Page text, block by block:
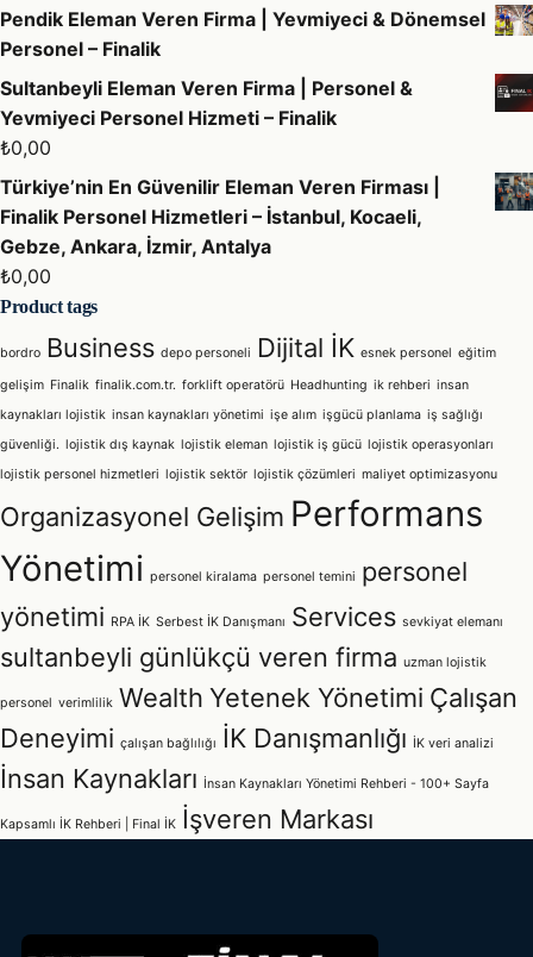
Pendik Eleman Veren Firma | Yevmiyeci & Dönemsel
Personel – Finalik
Sultanbeyli Eleman Veren Firma | Personel &
Yevmiyeci Personel Hizmeti – Finalik
₺0,00
Türkiye’nin En Güvenilir Eleman Veren Firması |
Finalik Personel Hizmetleri – İstanbul, Kocaeli,
Gebze, Ankara, İzmir, Antalya
₺0,00
Product tags
bordro Business depo personeli Dijital İK esnek personel eğitim
gelişim Finalik finalik.com.tr. forklift operatörü Headhunting ik rehberi insan
kaynakları lojistik insan kaynakları yönetimi işe alım işgücü planlama iş sağlığı
güvenliği. lojistik dış kaynak lojistik eleman lojistik iş gücü lojistik operasyonları
lojistik personel hizmetleri lojistik sektör lojistik çözümleri maliyet optimizasyonu
Organizasyonel Gelişim Performans
Yönetimi personel kiralama personel temini personel
yönetimi RPA İK Serbest İK Danışmanı Services sevkiyat elemanı
sultanbeyli günlükçü veren firma uzman lojistik
personel verimlilik Wealth Yetenek Yönetimi Çalışan
Deneyimi çalışan bağlılığı İK Danışmanlığı İK veri analizi
İnsan Kaynakları İnsan Kaynakları Yönetimi Rehberi - 100+ Sayfa
Kapsamlı İK Rehberi | Final İK İşveren Markası